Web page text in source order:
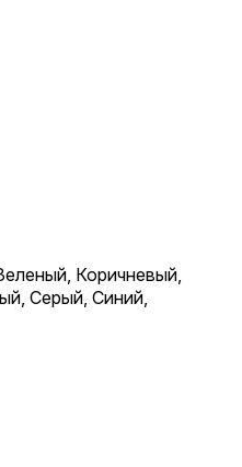
Коричневый
Серый Синий